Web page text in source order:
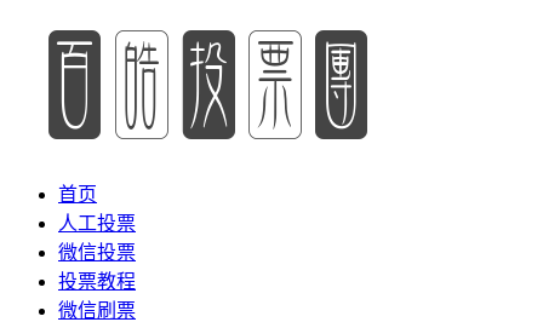
首页
人工投票
微信投票
投票教程
微信刷票